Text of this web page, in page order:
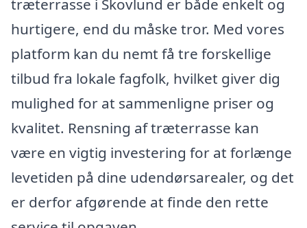
træterrasse i Skovlund er både enkelt og
hurtigere, end du måske tror. Med vores
platform kan du nemt få tre forskellige
tilbud fra lokale fagfolk, hvilket giver dig
mulighed for at sammenligne priser og
kvalitet. Rensning af træterrasse kan
være en vigtig investering for at forlænge
levetiden på dine udendørsarealer, og det
er derfor afgørende at finde den rette